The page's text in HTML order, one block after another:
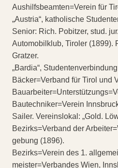
Aushilfsbeamten=Verein für
„Austria“, katholische
Senior: Rich. Pobitzer, stud.
Automobilklub, Tiroler (1899).
Gratzer.
„Bardia“,
Bäcker=Verband für Tirol und
Bautechniker=Verein
Sailer. Vereinslokal: „Gold.
Bezirks=Verband der
gebung (1896).
Bezirks=Verein des 1.
meister=Verbandes Wien,